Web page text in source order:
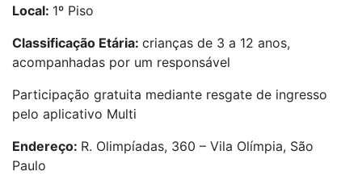
Local: 1º Piso
Classificação Etária: crianças de 3 a 12 anos,
acompanhadas por um responsável
Participação gratuita mediante resgate de ingresso
pelo aplicativo Multi
Endereço: R. Olimpíadas, 360 – Vila Olímpia, São
Paulo